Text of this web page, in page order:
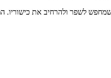
לשפר ולהרחיב את